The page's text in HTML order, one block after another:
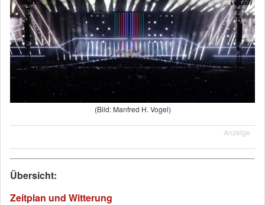
(Bild: Manfred H. Vogel)
Anzeige
Übersicht:
Zeitplan und Witterung